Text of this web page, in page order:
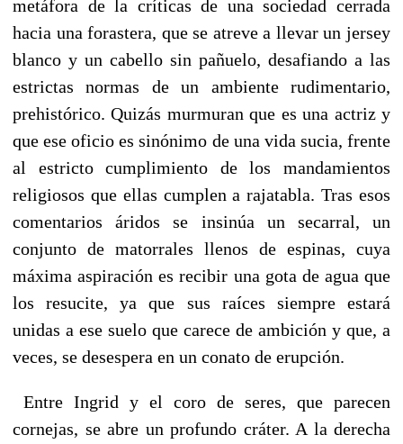
metáfora de la críticas de una sociedad cerrada
hacia una forastera, que se atreve a llevar un jersey
blanco y un cabello sin pañuelo, desafiando a las
estrictas normas de un ambiente rudimentario,
prehistórico. Quizás murmuran que es una actriz y
que ese oficio es sinónimo de una vida sucia, frente
al estricto cumplimiento de los mandamientos
religiosos que ellas cumplen a rajatabla. Tras esos
comentarios áridos se insinúa un secarral, un
conjunto de matorrales llenos de espinas, cuya
máxima aspiración es recibir una gota de agua que
los resucite, ya que sus raíces siempre estará
unidas a ese suelo que carece de ambición y que, a
veces, se desespera en un conato de erupción.
Entre Ingrid y el coro de seres, que parecen
cornejas, se abre un profundo cráter. A la derecha